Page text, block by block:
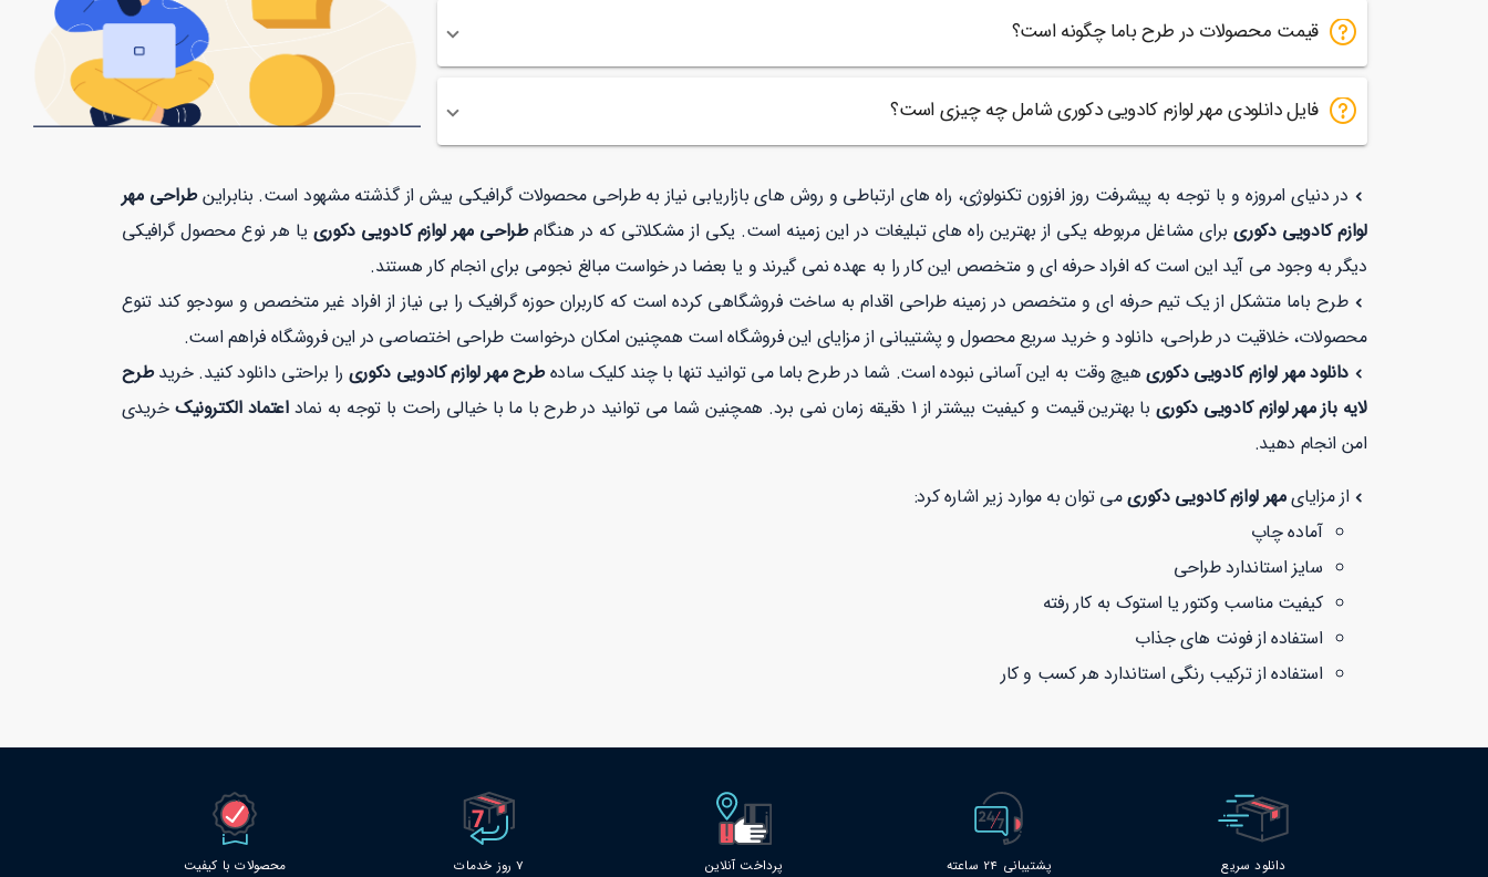
قیمت محصولات در طرح باما چگونه است؟
فایل دانلودی مهر لوازم کادویی دکوری شامل چه چیزی است؟
در دنیای امروزه و با توجه به پیشرفت روز افزون تکنولوژی، راه های ارتباطی و روش های بازاریابی نیاز به طراحی محصولات گرافیکی بیش از گذشته مشهود است. بنابراینطراحی مهر
لوازم کادویی دکوریبرای مشاغل مربوطه یکی از بهترین راه های تبلیغات در این زمینه است. یکی از مشکلاتی که در هنگامطراحی مهر لوازم کادویی دکوری یا هر نوع محصول گرافیکی
دیگر به وجود می آید این است که افراد حرفه ای و متخصص این کار را به عهده نمی گیرند و یا بعضا در خواست مبالغ نجومی برای انجام کار هستند.
طرح باما متشکل از یک تیم حرفه ای و متخصص در زمینه طراحی اقدام به ساخت فروشگاهی کرده است که کاربران حوزه گرافیک را بی نیاز از افراد غیر متخصص و سودجو کند تنوع
محصولات، خلاقیت در طراحی، دانلود و خرید سریع محصول و پشتیبانی از مزایای این فروشگاه است همچنین امکان درخواست طراحی اختصاصی در این فروشگاه فراهم است.
دانلود مهر لوازم کادویی دکوری هیچ وقت به این آسانی نبوده است. شما در طرح باما می توانید تنها با چند کلیک سادهطرح مهر لوازم کادویی دکوری را براحتی دانلود کنید. خریدطرح
لایه باز مهر لوازم کادویی دکوری با بهترین قیمت و کیفیت بیشتر از 1 دقیقه زمان نمی برد. همچنین شما می توانید در طرح با ما با خیالی راحت با توجه به نماد اعتماد الکترونیک خریدی
امن انجام دهید.
از مزایایمهر لوازم کادویی دکوریمی توان به موارد زیر اشاره کرد:
آماده چاپ
سایز استاندارد طراحی
کیفیت مناسب وکتور یا استوک به کار رفته
استفاده از فونت های جذاب
استفاده از ترکیب رنگی استاندارد هر کسب و کار
دانلود سریع پشتیبانی 24 ساعته پرداخت آنلاین 7 روز خدمات محصولات با کیفیت